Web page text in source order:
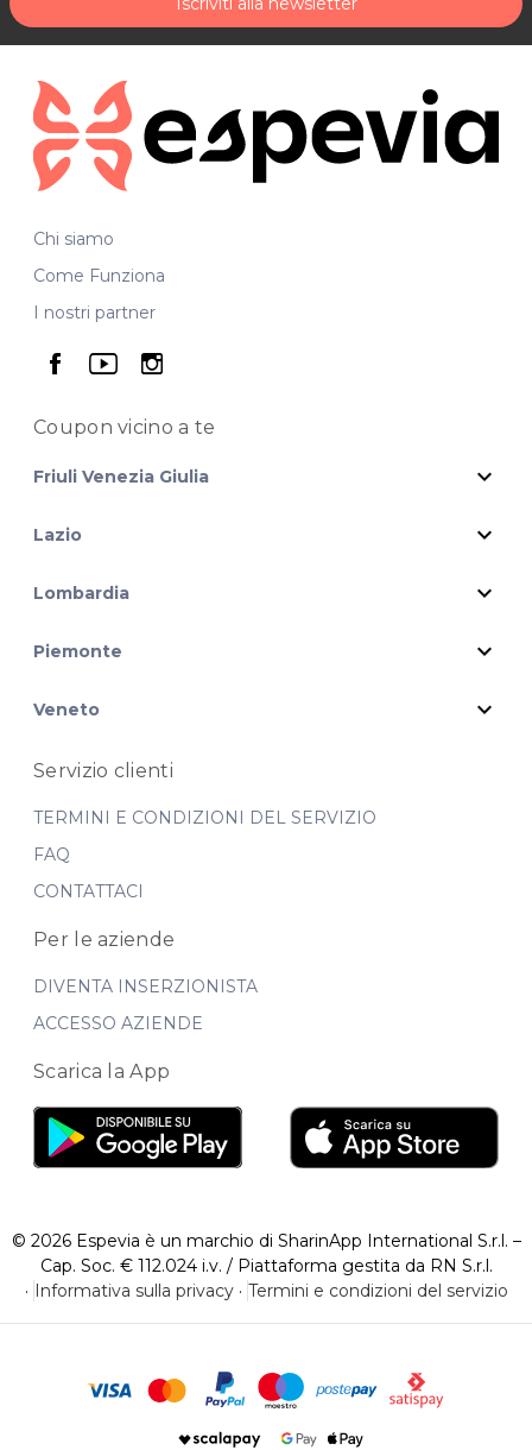
Chi siamo
Come Funziona
I nostri partner
seguici su facebook
seguici su youtube
seguici su instagram
Coupon vicinoa te
Friuli Venezia Giulia expand_more
Lazio expand_more
Lombardia expand_more
Piemonte expand_more
Veneto expand_more
Servizio clienti
TERMINI E CONDIZIONI DEL SERVIZIO
FAQ
CONTATTACI
Per le aziende
DIVENTA INSERZIONISTA
ACCESSO AZIENDE
Scarica la App
© 2026 Espevia è un marchio di SharinApp International S.r.l. –
Cap. Soc. € 112.024 i.v. / Piattaforma gestita da RN S.r.l.
· Informativa sulla privacy· Termini e condizioni del servizio